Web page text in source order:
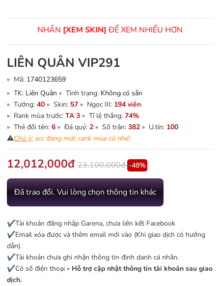
NHẤN [XEM SKIN] ĐỂ XEM NHIỀU HƠN
LIÊN QUÂN VIP291
» Mã: 1740123659
» TK: Liên Quân » Tình trạng: Không có sẵn
» Tướng: 40 » Skin: 57 » Ngọc III: 194 viên
» Rank mùa trước: TA 3 » Tỉ lệ thắng: 74%
» Thẻ đổi tên: 6 » Đá quý: 2 » Số trận: 382 » U.tín: 100
⚠️Chú ý: acc đang mức rank mùa cũ nhé!
12,012,000đ 23,100,000đ -48%
Đã trao đổi. Vui lòng chọn thông tin khác
✔️Tài khoản đăng nhập Garena, chưa liên kết Facebook
✔️Email xóa được và thêm email mới vào (Khi giao dịch có hướng
dẫn).
✔️Tài khoản chưa ghi nhận thông tin định danh cá nhân.
✔️Có số điện thoại » Hỗ trợ cập nhật thông tin tài khoản sau giao
dịch.